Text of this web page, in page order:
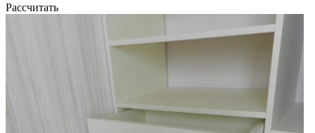
Рассчитать